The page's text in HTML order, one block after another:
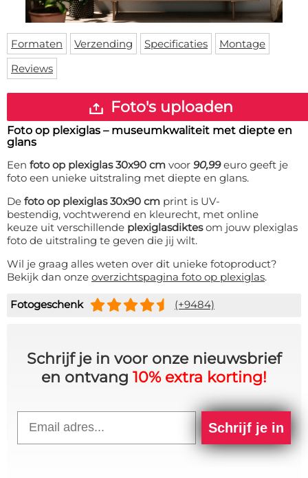
Deurmat
Vloermat
Skateboard deck
Over ons
Levertijden
Inloggen
WhatsApp
Formaten Verzending Specificaties
Montage
Reviews
Foto's uploaden
Foto op plexiglas – museumkwaliteit met diepte en
glans
Een foto op plexiglas 30x90 cm voor 90,99euro geeft je
foto een unieke uitstraling met diepte en glans.
De foto op plexiglas 30x90 cm print is UV-
bestendig, vochtwerend en kleurecht, met online
keuze uit verschillende plexiglasdiktesom jouw plexiglas
foto de uitstraling te geven die jij wilt.
Wil je graag alles weten over dit unieke fotoproduct?
Bekijk dan onze overzichtspagina foto op plexiglas.
Fotogeschenk (+9484)
Schrijf je in voor onze nieuwsbrief
en ontvang 10% extra korting!
Schrijf je in